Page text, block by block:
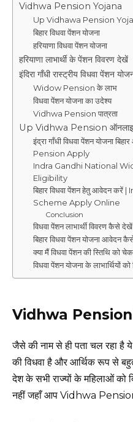
Vidhwa Pension Yojana
Up Vidhawa Pension
बिहार विधवा पेंशन योजना
हरियाणा विधवा पेंशन योजना
हरियाणा लाभार्थी के पेंशन विवरण देखें
इंदिरा गाँधी रास्ट्रीय विधवा पेंशन
Widow Pension के लाभ
विधवा पेंशन योजना का उदेश्य
Vidhwa Pension पात्रता
Up Vidhwa Pension
इंद्रा गाँधी विधवा पेंशन योजना
Pension Apply
Indra Gandhi National
Eligibility
बिहार विधवा पेंशन हेतु आवेदन
Scheme Apply Online
Conclusion
विधवा पेंशन लाभार्थी विवरण कैसे देखें
बिहार विधवा पेंशन योजना आवेदन
क्या मैं विधवा पेंशन की स्तिथि को
विधवा पेंशन योजना के लाभार्थियों को
Vidhwa
जैसे की नाम से ही पता चल रहा है
की विधवा है और आर्थिक रूप से
देश के सभी राज्यों के महिलाओं को
नहीं जहाँ आप Vidhwa